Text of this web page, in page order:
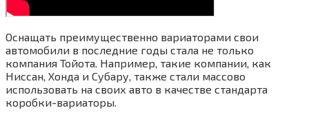
Оснащать преимущественно вариаторами свои
автомобили в последние годы стала не только
компания Тойота. Например, такие компании, как
Ниссан, Хонда и Субару, также стали массово
использовать на своих авто в качестве стандарта
коробки-вариаторы.